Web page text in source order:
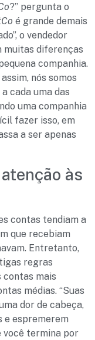
?” pergunta o
é grande demais
o vendedor
muitas diferenças
companhia.
nós somos
cada uma das
uma companhia
fazer isso, em
a ser apenas
às
contas tendiam a
que recebiam
Entretanto,
regras
contas mais
médias. “Suas
dor de cabeça,
e espremerem
você termina por